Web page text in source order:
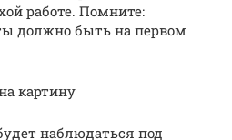
работе. Помните:
должно быть на первом
картину
наблюдаться под